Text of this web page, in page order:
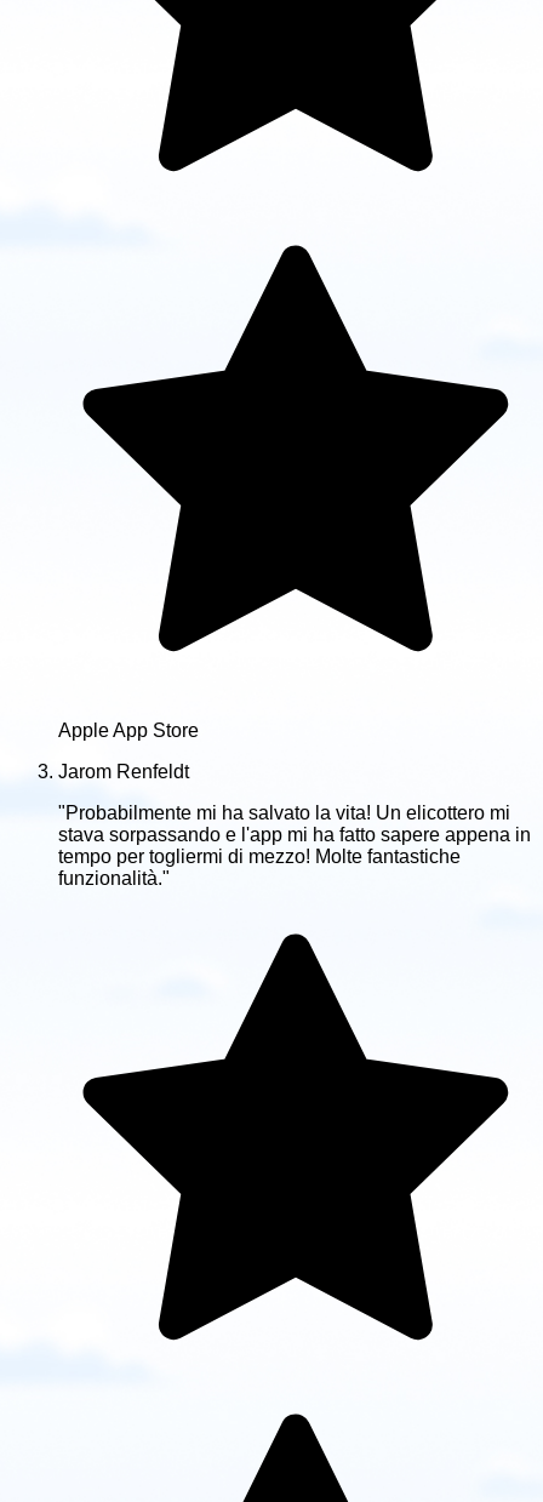
Apple App Store
Jarom Renfeldt
"Probabilmente mi ha salvato la vita! Un elicottero mi
stava sorpassando e l'app mi ha fatto sapere appena in
tempo per togliermi di mezzo! Molte fantastiche
funzionalità."